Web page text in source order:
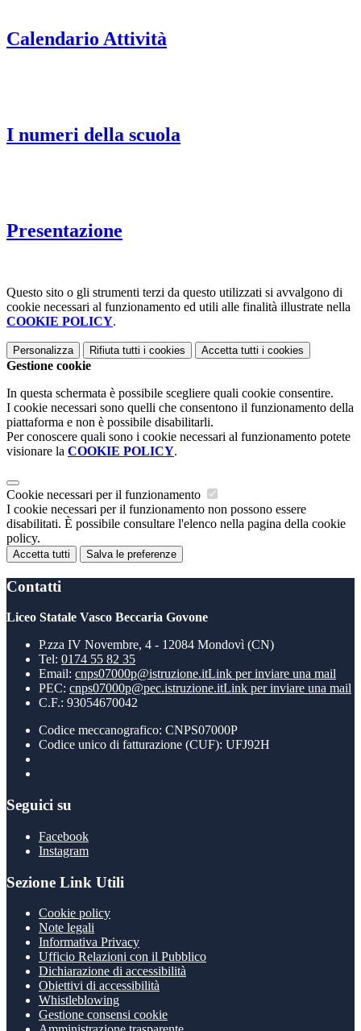
Calendario Attività
I numeri della scuola
Presentazione
Questo sito o gli strumenti terzi da questo utilizzati si avvalgono di
cookie necessari al funzionamento ed utili alle finalità illustrate nella
COOKIE POLICY.
Personalizza Rifiuta tutti i cookies Accetta tutti i cookies
Gestione cookie
In questa schermata è possibile scegliere quali cookie consentire.
I cookie necessari sono quelli che consentono il funzionamento della
piattaforma e non è possibile disabilitarli.
Per conoscere quali sono i cookie necessari al funzionamento potete
visionare la COOKIE POLICY.
Cookie necessari per il funzionamento
I cookie necessari per il funzionamento non possono essere
disabilitati. È possibile consultare l'elenco nella pagina della cookie
policy.
Accetta tutti Salva le preferenze
Contatti
Liceo Statale Vasco Beccaria Govone
P.zza IV Novembre, 4 - 12084 Mondovì (CN)
Tel: 0174 55 82 35
Email: cnps07000p@istruzione.itLink per inviare una mail
PEC: cnps07000p@pec.istruzione.itLink per inviare una mail
C.F.: 93054670042
Codice meccanografico: CNPS07000P
Codice unico di fatturazione (CUF): UFJ92H
Seguici su
Facebook
Instagram
Sezione Link Utili
Cookie policy
Note legali
Informativa Privacy
Ufficio Relazioni con il Pubblico
Dichiarazione di accessibilità
Obiettivi di accessibilità
Whistleblowing
Gestione consensi cookie